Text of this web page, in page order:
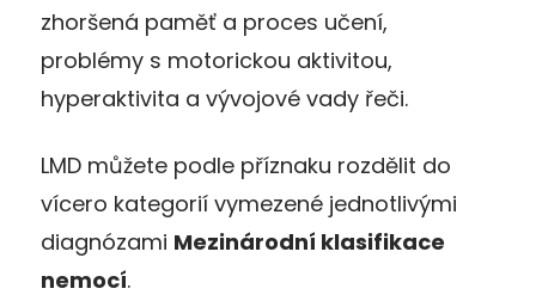
zhoršená paměť a proces učení,
problémy s motorickou aktivitou,
hyperaktivita a vývojové vady řeči.
LMD můžete podle příznaku rozdělit do
vícero kategorií vymezené jednotlivými
diagnózami Mezinárodní klasifikace
nemocí.